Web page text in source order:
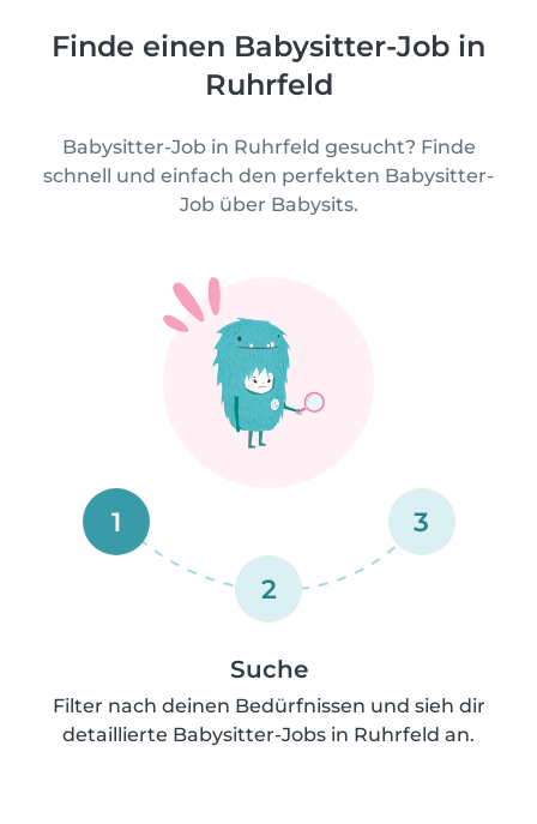
Finde einen Babysitter-Job in
Ruhrfeld
Babysitter-Job in Ruhrfeld gesucht? Finde
schnell und einfach den perfekten Babysitter-
Job über Babysits.
1
2
3
Suche
Filter nach deinen Bedürfnissen und sieh dir
detaillierte Babysitter-Jobs in Ruhrfeld an.